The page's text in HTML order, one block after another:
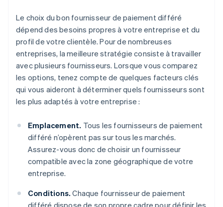
Le choix du bon fournisseur de paiement différé
dépend des besoins propres à votre entreprise et du
profil de votre clientèle. Pour de nombreuses
entreprises, la meilleure stratégie consiste à travailler
avec plusieurs fournisseurs. Lorsque vous comparez
les options, tenez compte de quelques facteurs clés
qui vous aideront à déterminer quels fournisseurs sont
les plus adaptés à votre entreprise :
Emplacement. Tous les fournisseurs de paiement
différé n’opèrent pas sur tous les marchés.
Assurez-vous donc de choisir un fournisseur
compatible avec la zone géographique de votre
entreprise.
Conditions. Chaque fournisseur de paiement